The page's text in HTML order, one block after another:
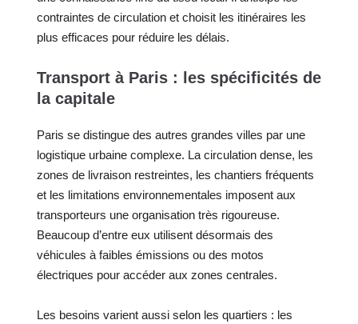
contraintes de circulation et choisit les itinéraires les
plus efficaces pour réduire les délais.
Transport à Paris : les spécificités de
la capitale
Paris se distingue des autres grandes villes par une
logistique urbaine complexe. La circulation dense, les
zones de livraison restreintes, les chantiers fréquents
et les limitations environnementales imposent aux
transporteurs une organisation très rigoureuse.
Beaucoup d’entre eux utilisent désormais des
véhicules à faibles émissions ou des motos
électriques pour accéder aux zones centrales.
Les besoins varient aussi selon les quartiers : les